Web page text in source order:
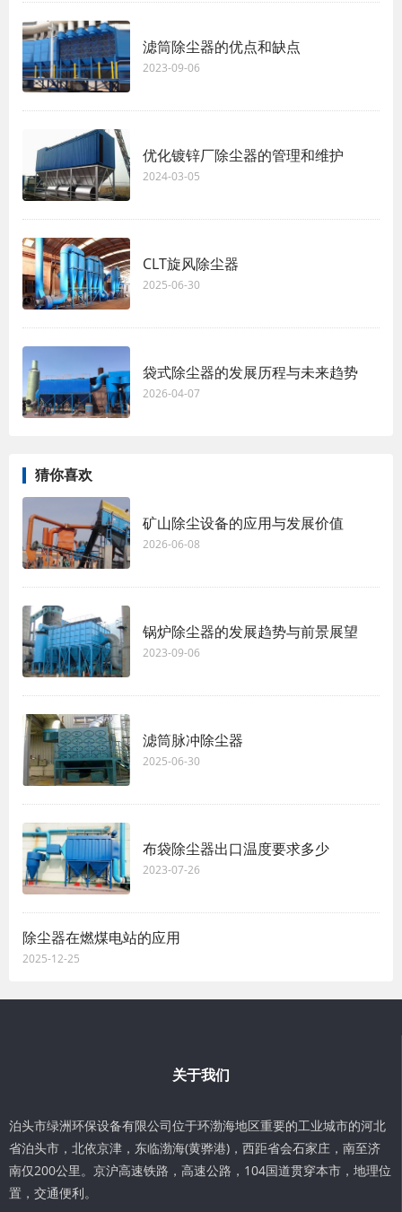
滤筒除尘器的优点和缺点
2023-09-06
优化镀锌厂除尘器的管理和维护
2024-03-05
CLT旋风除尘器
2025-06-30
袋式除尘器的发展历程与未来趋势
2026-04-07
猜你喜欢
矿山除尘设备的应用与发展价值
2026-06-08
锅炉除尘器的发展趋势与前景展望
2023-09-06
滤筒脉冲除尘器
2025-06-30
布袋除尘器出口温度要求多少
2023-07-26
除尘器在燃煤电站的应用
2025-12-25
关于我们
泊头市绿洲环保设备有限公司位于环渤海地区重要的工业城市的河北
省泊头市，北依京津，东临渤海(黄骅港)，西距省会石家庄，南至济
南仅200公里。京沪高速铁路，高速公路，104国道贯穿本市，地理位
置，交通便利。